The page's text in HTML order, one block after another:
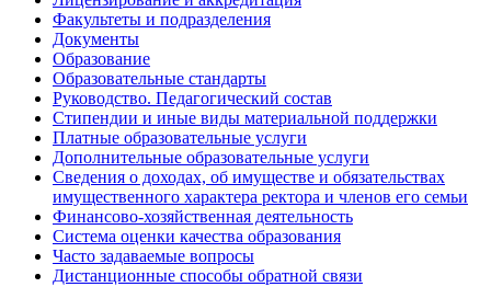
Факультеты и подразделения
Документы
Образование
Образовательные стандарты
Руководство. Педагогический состав
Стипендии и иные виды материальной поддержки
Платные образовательные услуги
Дополнительные образовательные услуги
Сведения о доходах, об имуществе и обязательствах
имущественного характера ректора и членов его семьи
Финансово-хозяйственная деятельность
Система оценки качества образования
Часто задаваемые вопросы
Дистанционные способы обратной связи